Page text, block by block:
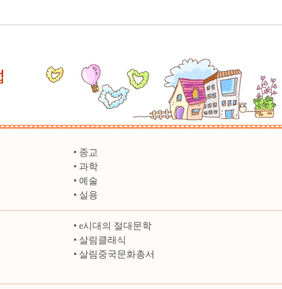
• 종교
• 과학
• 예술
• 실용
• e시대의 절대문학
• 살림클래식
• 살림중국문화총서